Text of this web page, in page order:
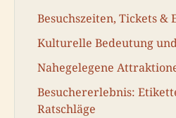
Besuchszeiten, Tickets
Kulturelle Bedeutung
Nahegelegene
Besuchererlebnis:
Ratschläge